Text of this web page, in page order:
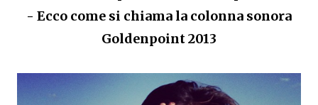
- Ecco come si chiama la colonna sonora
Goldenpoint 2013